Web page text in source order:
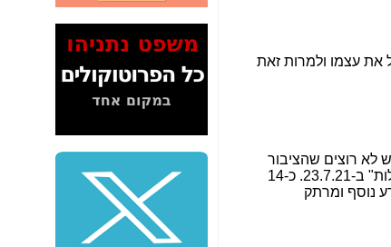
את עצמו ולמרות זאת
לא רוצים שהציבור
, בתכנית "שישי ללא גבולות" ב-23.7.21. כ-14
נוסף ומרתק
המשך חשיפת הבלוף
ששמו "מהפיכת
הסלולר" ואיך מסרסים
כאן
סיכום ביקור בסיליקון
משקיעות ומפתחות
באותם תחומים -כאן
שלמה פילבר (עד
לאחרונה מנכ"ל משרד
התקשורת) - עד
מדינה? הצחקתם